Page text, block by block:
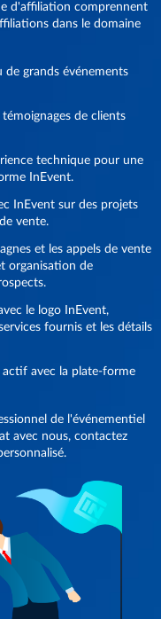
d'affiliation comprennent
dans le domaine
de grands événements
de clients
technique pour une
InEvent.
InEvent sur des projets
vente.
et les appels de vente
organisation de
le logo InEvent,
fournis et les détails
avec la plate-forme
de l'événementiel
avec nous, contactez